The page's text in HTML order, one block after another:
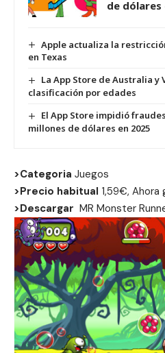
de dólares
Apple actualiza la
en Texas
La App Store de Australia y
clasificación por edades
El App Store impidió
millones de dólares en 2025
>Categoria Juegos
>Precio habitual 1,59€, Ahora
>Descargar MR Monster